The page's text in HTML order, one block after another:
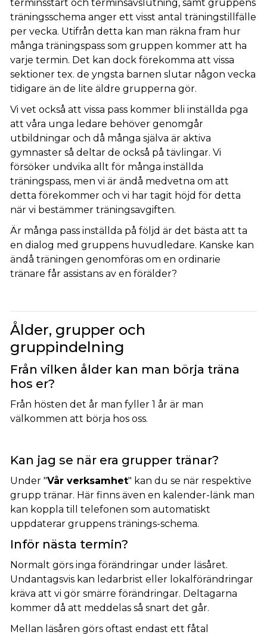
terminsstart och terminsavslutning, samt gruppens
träningsschema anger ett visst antal träningstillfälle
per vecka. Utifrån detta kan man räkna fram hur
många träningspass som gruppen kommer att ha
varje termin. Det kan dock förekomma att vissa
sektioner tex. de yngsta barnen slutar någon vecka
tidigare än de lite äldre grupperna gör.
Vi vet också att vissa pass kommer bli inställda pga
att våra unga ledare behöver genomgår
utbildningar och då många själva är aktiva
gymnaster så deltar de också på tävlingar. Vi
försöker undvika allt för många inställda
träningspass, men vi är ändå medvetna om att
detta förekommer och vi har tagit höjd för detta
när vi bestämmer träningsavgiften.
Är många pass inställda på följd är det bästa att ta
en dialog med gruppens huvudledare. Kanske kan
ändå träningen genomföras om en ordinarie
tränare får assistans av en förälder?
Ålder, grupper och
gruppindelning
Från vilken ålder kan man börja träna
hos er?
Från hösten det år man fyller 1 år är man
välkommen att börja hos oss.
Kan jag se när era grupper tränar?
Under "Vår verksamhet" kan du se när respektive
grupp tränar. Här finns även en kalender-länk man
kan koppla till telefonen som automatiskt
uppdaterar gruppens tränings-schema.
Inför nästa termin?
Normalt görs inga förändringar under läsåret.
Undantagsvis kan ledarbrist eller lokalförändringar
kräva att vi gör smärre förändringar. Deltagarna
kommer då att meddelas så snart det går.
Mellan läsåren görs oftast endast ett fåtal